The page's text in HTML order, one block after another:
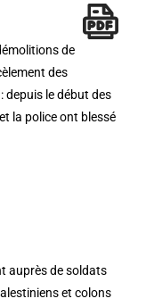
de
des
depuis le début des
la police ont blessé
auprès de soldats
et colons